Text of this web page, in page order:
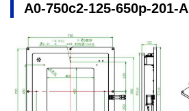
A0-750c2-125-650p-201-A